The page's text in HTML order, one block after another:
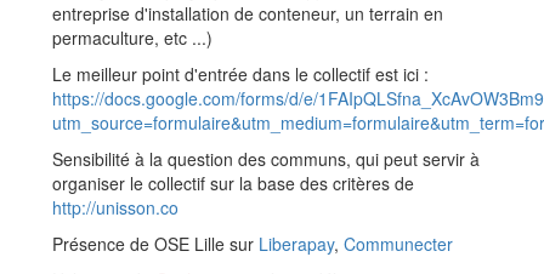
entreprise d'installation de conteneur, un terrain en
permaculture, etc ...)
Le meilleur point d'entrée dans le collectif est ici :
https://docs.google.com/forms/d/e/
Sensibilité à la question des communs, qui peut servir à
organiser le collectif sur la base des critères de
http://unisson.co
Présence de OSE Lille sur Liberapay, Communecter